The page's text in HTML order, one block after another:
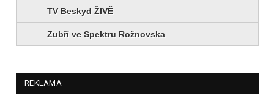
TV Beskyd ŽIVĚ
Zubří ve Spektru Rožnovska
REKLAMA